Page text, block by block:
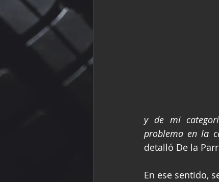
y de mi
problema en la
detalló De la
En ese sentido,